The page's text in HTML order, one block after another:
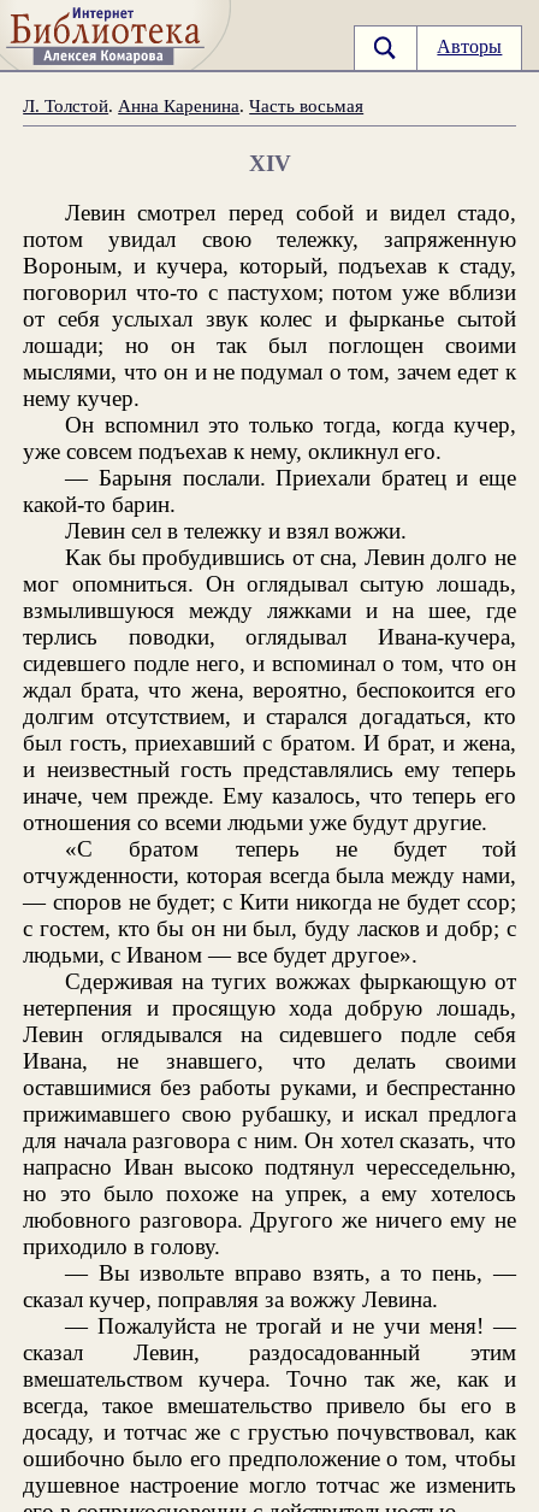
Авторы
Л. Толстой. Анна Каренина.Часть восьмая
XIV
Левин смотрел перед собой и видел стадо,
потом увидал свою тележку, запряженную
Вороным, и кучера, который, подъехав к стаду,
поговорил что-то с пастухом; потом уже вблизи
от себя услыхал звук колес и фырканье сытой
лошади; но он так был поглощен своими
мыслями, что он и не подумал о том, зачем едет к
нему кучер.
Он вспомнил это только тогда, когда кучер,
уже совсем подъехав к нему, окликнул его.
— Барыня послали. Приехали братец и еще
какой-то барин.
Левин сел в тележку и взял вожжи.
Как бы пробудившись от сна, Левин долго не
мог опомниться. Он оглядывал сытую лошадь,
взмылившуюся между ляжками и на шее, где
терлись поводки, оглядывал Ивана-кучера,
сидевшего подле него, и вспоминал о том, что он
ждал брата, что жена, вероятно, беспокоится его
долгим отсутствием, и старался догадаться, кто
был гость, приехавший с братом. И брат, и жена,
и неизвестный гость представлялись ему теперь
иначе, чем прежде. Ему казалось, что теперь его
отношения со всеми людьми уже будут другие.
«С братом теперь не будет той
отчужденности, которая всегда была между нами,
— споров не будет; с Кити никогда не будет ссор;
с гостем, кто бы он ни был, буду ласков и добр; с
людьми, с Иваном — все будет другое».
Сдерживая на тугих вожжах фыркающую от
нетерпения и просящую хода добрую лошадь,
Левин оглядывался на сидевшего подле себя
Ивана, не знавшего, что делать своими
оставшимися без работы руками, и беспрестанно
прижимавшего свою рубашку, и искал предлога
для начала разговора с ним. Он хотел сказать, что
напрасно Иван высоко подтянул чересседельню,
но это было похоже на упрек, а ему хотелось
любовного разговора. Другого же ничего ему не
приходило в голову.
— Вы извольте вправо взять, а то пень, —
сказал кучер, поправляя за вожжу Левина.
— Пожалуйста не трогай и не учи меня! —
сказал Левин, раздосадованный этим
вмешательством кучера. Точно так же, как и
всегда, такое вмешательство привело бы его в
досаду, и тотчас же с грустью почувствовал, как
ошибочно было его предположение о том, чтобы
душевное настроение могло тотчас же изменить